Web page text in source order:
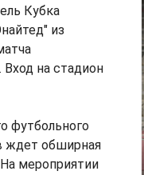
Кубка
из
Вход на стадион
футбольного
ждет обширная
мероприятии